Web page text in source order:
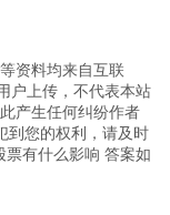
资料均来自互联
户上传，不代表本站
产生任何纠纷作者
到您的权利，请及时
有什么影响 答案如